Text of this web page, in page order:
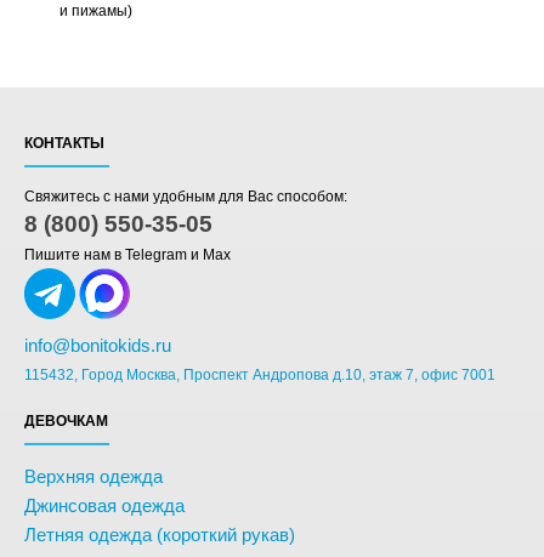
и пижамы)
КОНТАКТЫ
Свяжитесь с нами удобным для Вас способом:
8 (800) 550-35-05
Пишите нам в Telegram и Max
info@bonitokids.ru
115432, Город Москва, Проспект Андропова д.10, этаж 7, офис 7001
ДЕВОЧКАМ
Верхняя одежда
Джинсовая одежда
Летняя одежда (короткий рукав)